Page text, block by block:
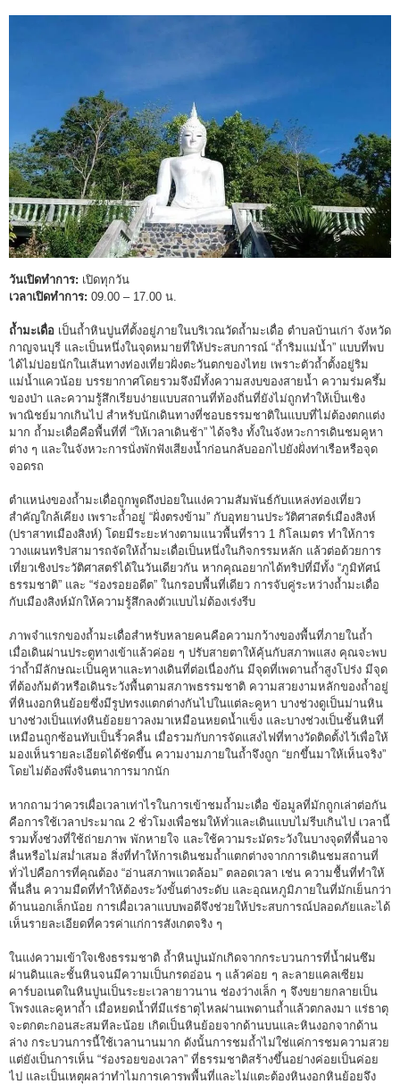
วันเปิดทำการ: เปิดทุกวัน
เวลาเปิดทำการ: 09.00 – 17.00 น.
ถ้ำมะเดื่อ เป็นถ้ำหินปูนที่ตั้งอยู่ภายในบริเวณวัดถ้ำมะเดื่อ ตำบลบ้านเก่า จังหวัด
กาญจนบุรี และเป็นหนึ่งในจุดหมายที่ให้ประสบการณ์ “ถ้ำริมแม่น้ำ” แบบที่พบ
ได้ไม่บ่อยนักในเส้นทางท่องเที่ยวฝั่งตะวันตกของไทย เพราะตัวถ้ำตั้งอยู่ริม
แม่น้ำแควน้อย บรรยากาศโดยรวมจึงมีทั้งความสงบของสายน้ำ ความร่มครึ้ม
ของป่า และความรู้สึกเรียบง่ายแบบสถานที่ท้องถิ่นที่ยังไม่ถูกทำให้เป็นเชิง
พาณิชย์มากเกินไป สำหรับนักเดินทางที่ชอบธรรมชาติในแบบที่ไม่ต้องตกแต่ง
มาก ถ้ำมะเดื่อคือพื้นที่ที่ “ให้เวลาเดินช้า” ได้จริง ทั้งในจังหวะการเดินชมคูหา
ต่าง ๆ และในจังหวะการนั่งพักฟังเสียงน้ำก่อนกลับออกไปยังฝั่งท่าเรือหรือจุด
จอดรถ
ตำแหน่งของถ้ำมะเดื่อถูกพูดถึงบ่อยในแง่ความสัมพันธ์กับแหล่งท่องเที่ยว
สำคัญใกล้เคียง เพราะถ้ำอยู่ “ฝั่งตรงข้าม” กับอุทยานประวัติศาสตร์เมืองสิงห์
(ปราสาทเมืองสิงห์) โดยมีระยะห่างตามแนวพื้นที่ราว 1 กิโลเมตร ทำให้การ
วางแผนทริปสามารถจัดให้ถ้ำมะเดื่อเป็นหนึ่งในกิจกรรมหลัก แล้วต่อด้วยการ
เที่ยวเชิงประวัติศาสตร์ได้ในวันเดียวกัน หากคุณอยากได้ทริปที่มีทั้ง “ภูมิทัศน์
ธรรมชาติ” และ “ร่องรอยอดีต” ในกรอบพื้นที่เดียว การจับคู่ระหว่างถ้ำมะเดื่อ
กับเมืองสิงห์มักให้ความรู้สึกลงตัวแบบไม่ต้องเร่งรีบ
ภาพจำแรกของถ้ำมะเดื่อสำหรับหลายคนคือความกว้างของพื้นที่ภายในถ้ำ
เมื่อเดินผ่านประตูทางเข้าแล้วค่อย ๆ ปรับสายตาให้คุ้นกับสภาพแสง คุณจะพบ
ว่าถ้ำมีลักษณะเป็นคูหาและทางเดินที่ต่อเนื่องกัน มีจุดที่เพดานถ้ำสูงโปร่ง มีจุด
ที่ต้องก้มตัวหรือเดินระวังพื้นตามสภาพธรรมชาติ ความสวยงามหลักของถ้ำอยู่
ที่หินงอกหินย้อยซึ่งมีรูปทรงแตกต่างกันไปในแต่ละคูหา บางช่วงดูเป็นม่านหิน
บางช่วงเป็นแท่งหินย้อยยาวลงมาเหมือนหยดน้ำแข็ง และบางช่วงเป็นชั้นหินที่
เหมือนถูกซ้อนทับเป็นริ้วคลื่น เมื่อรวมกับการจัดแสงไฟที่ทางวัดติดตั้งไว้เพื่อให้
มองเห็นรายละเอียดได้ชัดขึ้น ความงามภายในถ้ำจึงถูก “ยกขึ้นมาให้เห็นจริง”
โดยไม่ต้องพึ่งจินตนาการมากนัก
หากถามว่าควรเผื่อเวลาเท่าไรในการเข้าชมถ้ำมะเดื่อ ข้อมูลที่มักถูกเล่าต่อกัน
คือการใช้เวลาประมาณ 2 ชั่วโมงเพื่อชมให้ทั่วและเดินแบบไม่รีบเกินไป เวลานี้
รวมทั้งช่วงที่ใช้ถ่ายภาพ พักหายใจ และใช้ความระมัดระวังในบางจุดที่พื้นอาจ
ลื่นหรือไม่สม่ำเสมอ สิ่งที่ทำให้การเดินชมถ้ำแตกต่างจากการเดินชมสถานที่
ทั่วไปคือการที่คุณต้อง “อ่านสภาพแวดล้อม” ตลอดเวลา เช่น ความชื้นที่ทำให้
พื้นลื่น ความมืดที่ทำให้ต้องระวังขั้นต่างระดับ และอุณหภูมิภายในที่มักเย็นกว่า
ด้านนอกเล็กน้อย การเผื่อเวลาแบบพอดีจึงช่วยให้ประสบการณ์ปลอดภัยและได้
เห็นรายละเอียดที่ควรค่าแก่การสังเกตจริง ๆ
ในแง่ความเข้าใจเชิงธรรมชาติ ถ้ำหินปูนมักเกิดจากกระบวนการที่น้ำฝนซึม
ผ่านดินและชั้นหินจนมีความเป็นกรดอ่อน ๆ แล้วค่อย ๆ ละลายแคลเซียม
คาร์บอเนตในหินปูนเป็นระยะเวลายาวนาน ช่องว่างเล็ก ๆ จึงขยายกลายเป็น
โพรงและคูหาถ้ำ เมื่อหยดน้ำที่มีแร่ธาตุไหลผ่านเพดานถ้ำแล้วตกลงมา แร่ธาตุ
จะตกตะกอนสะสมทีละน้อย เกิดเป็นหินย้อยจากด้านบนและหินงอกจากด้าน
ล่าง กระบวนการนี้ใช้เวลานานมาก ดังนั้นการชมถ้ำไม่ใช่แค่การชมความสวย
แต่ยังเป็นการเห็น “ร่องรอยของเวลา” ที่ธรรมชาติสร้างขึ้นอย่างค่อยเป็นค่อย
ไป และเป็นเหตุผลว่าทำไมการเคารพพื้นที่และไม่แตะต้องหินงอกหินย้อยจึง